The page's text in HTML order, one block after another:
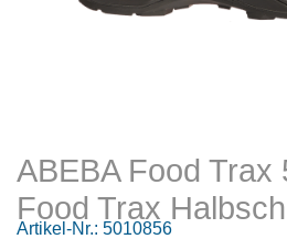
ABEBA Food Trax
Food Trax
Artikel-Nr.: 5010856